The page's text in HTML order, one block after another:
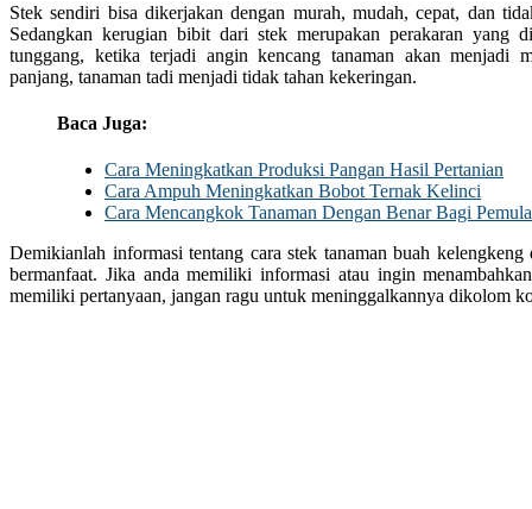
Stek sendiri bisa dikerjakan dengan murah, mudah, cepat, dan
Sedangkan kerugian bibit dari stek merupakan perakaran yang
tunggang, ketika terjadi angin kencang tanaman akan menjadi
panjang, tanaman tadi menjadi tidak tahan kekeringan.
Baca Juga:
Cara Meningkatkan Produksi Pangan Hasil Pertanian
Cara Ampuh Meningkatkan Bobot Ternak Kelinci
Cara Mencangkok Tanaman Dengan Benar Bagi Pemula
Demikianlah informasi tentang cara stek tanaman buah kelengkeng
bermanfaat. Jika anda memiliki informasi atau ingin
memiliki pertanyaan, jangan ragu untuk meninggalkannya dikolom